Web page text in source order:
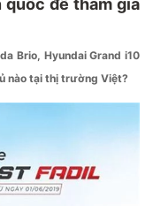
để tham gia
Brio, Hyundai Grand i10
nào tại thị trường Việt?